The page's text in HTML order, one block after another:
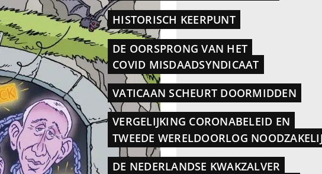
HISTORISCH KEERPUNT
DE OORSPRONG VAN HET
COVID MISDAADSYNDICAAT
VATICAAN SCHEURT DOORMIDDEN
VERGELIJKING CORONABELEID EN
TWEEDE WERELDOORLOG
DE NEDERLANDSE KWAKZALVER